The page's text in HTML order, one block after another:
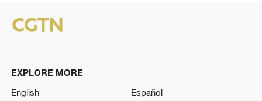
EXPLORE MORE
English
Español